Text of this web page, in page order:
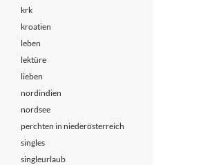
krk
kroatien
leben
lektüre
lieben
nordindien
nordsee
perchten in niederösterreich
singles
singleurlaub